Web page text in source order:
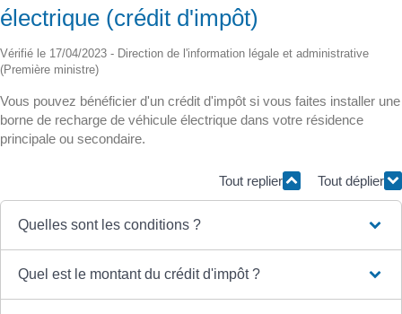
électrique (crédit d'impôt)
Vérifié le 17/04/2023 - Direction de l'information légale et administrative
(Première ministre)
Vous pouvez bénéficier d'un crédit d'impôt si vous faites installer une
borne de recharge de véhicule électrique dans votre résidence
principale ou secondaire.
Tout replier Tout déplier
Quelles sont les conditions ?
Quel est le montant du crédit d'impôt ?